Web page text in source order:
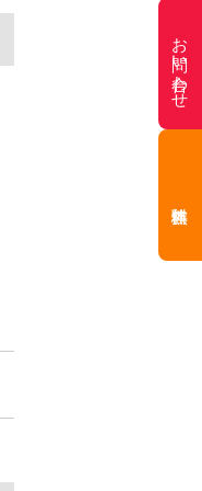
お問い合わせ